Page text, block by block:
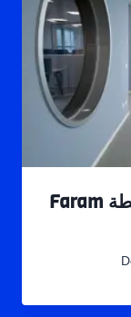
P600Slim Dividing Wall بواسطة Faram